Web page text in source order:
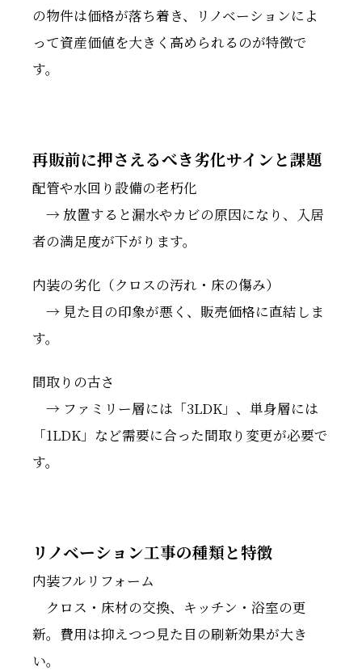
の物件は価格が落ち着き、リノベーションによ
って資産価値を大きく高められるのが特徴で
す。
再販前に押さえるべき劣化サインと課題
配管や水回り設備の老朽化
→ 放置すると漏水やカビの原因になり、入居
者の満足度が下がります。
内装の劣化（クロスの汚れ・床の傷み）
→ 見た目の印象が悪く、販売価格に直結しま
す。
間取りの古さ
→ ファミリー層には「3LDK」、単身層には
「1LDK」など需要に合った間取り変更が必要で
す。
リノベーション工事の種類と特徴
内装フルリフォーム
クロス・床材の交換、キッチン・浴室の更
新。費用は抑えつつ見た目の刷新効果が大き
い。